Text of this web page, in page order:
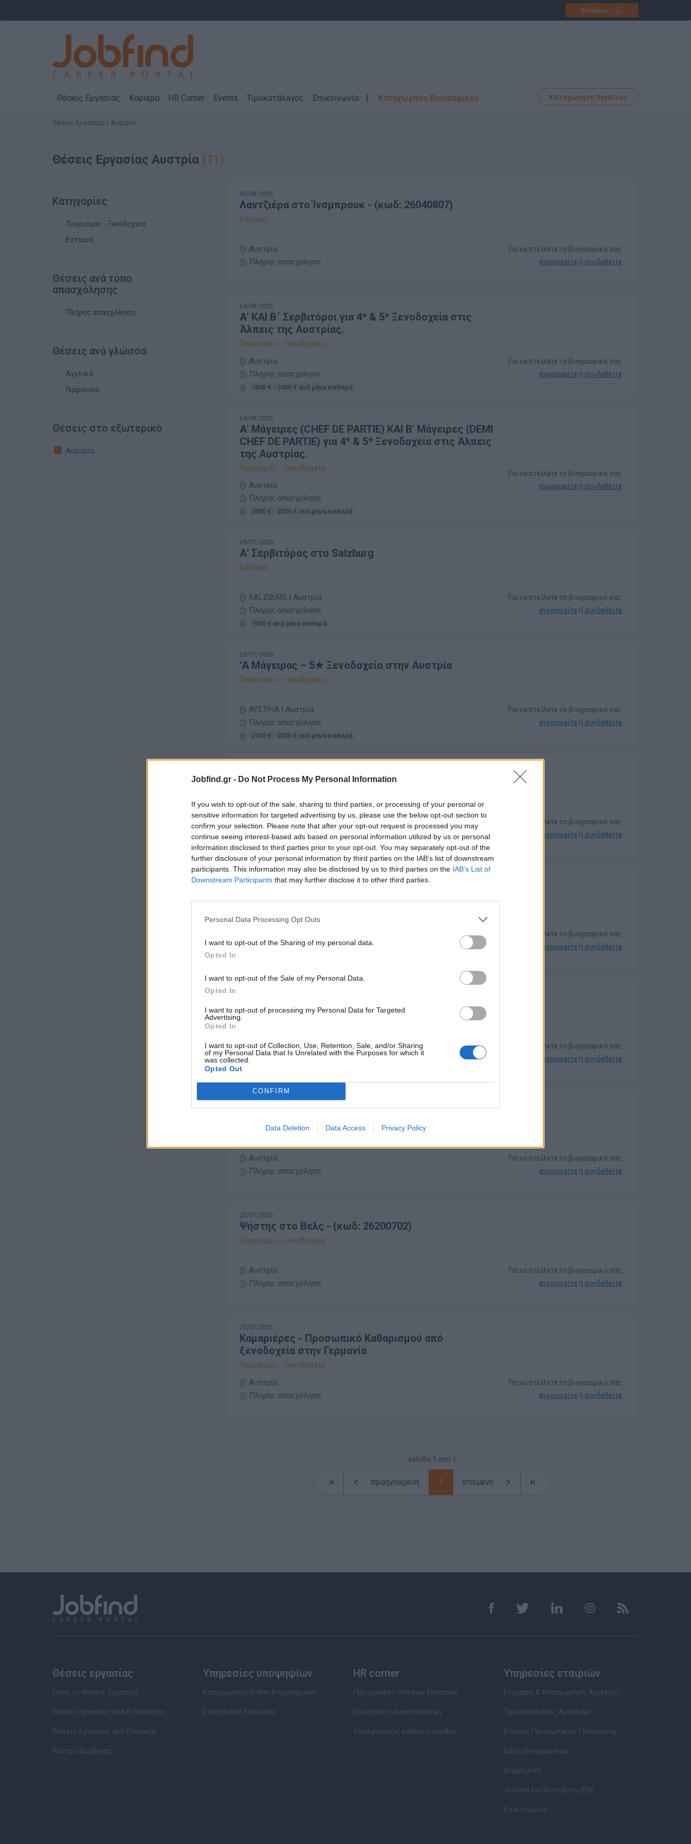
Jobfind.gr - Do Not Process My Personal Information
If you wish to opt-out of the sale, sharing to third parties, or processing of your personal or
sensitive information for targeted advertising by us, please use the below opt-out section to
confirm your selection. Please note that after your opt-out request is processed you may
continue seeing interest-based ads based on personal information utilized by us or personal
information disclosed to third parties prior to your opt-out. You may separately opt-out of the
further disclosure of your personal information by third parties on the IAB’s list of downstream
participants. This information may also be disclosed by us to third parties on the IAB’s List of
Downstream Participants that may further disclose it to other third parties.
Personal Data Processing Opt Outs
I want to opt-out of the Sharing of my personal data.
Opted In
I want to opt-out of the Sale of my Personal Data.
Opted In
I want to opt-out of processing my Personal Data for Targeted
Advertising.
Opted In
I want to opt-out of Collection, Use, Retention, Sale, and/or Sharing
of my Personal Data that Is Unrelated with the Purposes for which it
was collected.
Opted Out
CONFIRM
Data Deletion Data Access Privacy Policy
Είσοδος
Θέσεις Εργασίας Καριέρα HR Corner Events Τιμοκατάλογος Επικοινωνία Καταχώρηση Βιογραφικού Καταχώρηση Αγγελίας
Θέσεις Εργασίας Αυστρία
Θέσεις Εργασίας Αυστρία (11)
Κατηγορίες
Τουρισμός - Ξενοδοχεία
Εστίαση
Θέσεις ανά τύπο
απασχόλησης
Πλήρης απασχόληση
Θέσεις ανά γλώσσα
Αγγλικά
Γερμανικά
Θέσεις στο εξωτερικό
Αυστρία
05/08/2026
Λαντζιέρα στο Ίνσμπρουκ - (κωδ: 26040807)
Εστίαση
Αυστρία
Πλήρης απασχόληση
Για να στείλετε το βιογραφικό σας
εγγραφείτε ή συνδεθείτε
04/08/2026
Α' ΚΑΙ Β΄ Σερβιτόροι για 4* & 5* Ξενοδοχεία στις
Άλπεις της Αυστρίας.
Τουρισμός - Ξενοδοχεία
Αυστρία
Πλήρης απασχόληση
1800 € - 2400 € ανά μήνα καθαρά
Για να στείλετε το βιογραφικό σας
εγγραφείτε ή συνδεθείτε
04/08/2026
Α' Μάγειρες (CHEF DE PARTIE) KAI Β' Μάγειρες (DEMI
CHEF DE PARTIE) για 4* & 5* Ξενοδοχεία στις Άλπεις
της Αυστρίας.
Τουρισμός - Ξενοδοχεία
Αυστρία
Πλήρης απασχόληση
2000 € - 2500 € ανά μήνα καθαρά
Για να στείλετε το βιογραφικό σας
εγγραφείτε ή συνδεθείτε
29/07/2026
Α' Σερβιτόρος στο Salzburg
Εστίαση
SALZBURG | Αυστρία
Πλήρης απασχόληση
1500 € ανά μήνα καθαρά
Για να στείλετε το βιογραφικό σας
εγγραφείτε ή συνδεθείτε
29/07/2026
'Α Μάγειρας – 5★ Ξενοδοχείο στην Αυστρία
Τουρισμός - Ξενοδοχεία
ΑΥΣΤΡΙΑ | Αυστρία
Πλήρης απασχόληση
2100 € - 2200 € ανά μήνα καθαρά
Για να στείλετε το βιογραφικό σας
εγγραφείτε ή συνδεθείτε
Υπάλληλος Υποδοχής / Βοηθός Προϊσταμένου
Τουρισμός - Ξενοδοχεία
ΑΥΣΤΡΙΑ | Αυστρία
Πλήρης απασχόληση
1900 € - 2300 € ανά μήνα καθαρά
Για να στείλετε το βιογραφικό σας
εγγραφείτε ή συνδεθείτε
23/07/2026
Εστίαση
Πλήρης απασχόληση
Για να στείλετε το βιογραφικό σας
εγγραφείτε ή συνδεθείτε
Αυστρία (περιοχή Σάλτσμπουργκ)
ΣΑΛΤΣΜΠΟΥΡΓΚ | Αυστρία
Για να στείλετε το βιογραφικό σας
εγγραφείτε ή συνδεθείτε
Εστίαση
Αυστρία
Πλήρης απασχόληση
Για να στείλετε το βιογραφικό σας
εγγραφείτε ή συνδεθείτε
20/07/2026
Ψήστης στο Βελς - (κωδ: 26200702)
Τουρισμός - Ξενοδοχεία
Αυστρία
Πλήρης απασχόληση
Για να στείλετε το βιογραφικό σας
εγγραφείτε ή συνδεθείτε
20/07/2026
Kαμαριέρες - Προσωπικό Καθαρισμού από
ξενοδοχεία στην Γερμανία
Τουρισμός - Ξενοδοχεία
Αυστρία
Πλήρης απασχόληση
Για να στείλετε το βιογραφικό σας
εγγραφείτε ή συνδεθείτε
σελίδα 1 από 1
προηγούμενη 1 επόμενη
Θέσεις εργασίας
Όλες οι Θέσεις Εργασίας
Θέσεις Εργασίας ανά Ειδικότητα
Θέσεις Εργασίας ανά Εταιρεία
Κέντρο Βοήθειας
Υπηρεσίες υποψηφίων
Καταχώρηση Online Βιογραφικού
Συμβουλές Καριέρας
HR corner
Περιγραφές Θέσεων Εργασίας
Ερωτήσεις συνεντεύξεων
Υπολογισμός καθαρού μισθού
Υπηρεσίες εταιριών
Εγγραφή & Καταχώρηση Αγγελίας
Τιμοκατάλογος Αγγελιών
Εύρεση Προσωπικού | Recruiting
Βάση Βιογραφικών
Διαφήμιση
Jobfind for Recruiters (EN)
Επικοινωνία